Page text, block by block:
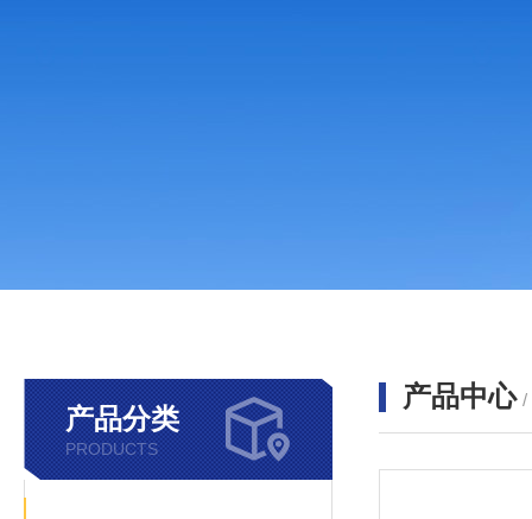
产品分类
PRODUCTS
产品中心 /